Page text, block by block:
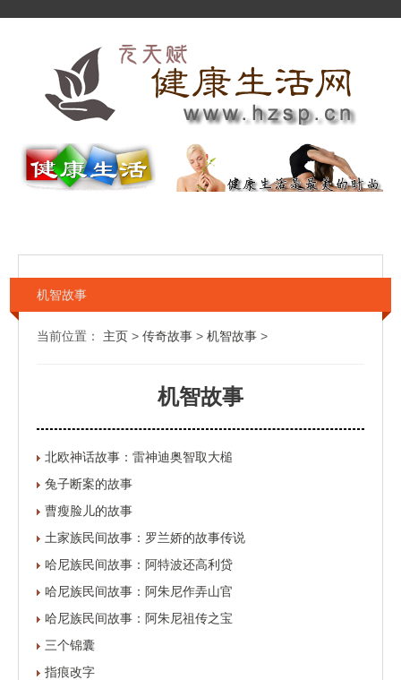
机智故事
当前位置： 主页 > 传奇故事 > 机智故事 >
机智故事
北欧神话故事：雷神迪奥智取大槌
兔子断案的故事
曹瘦脸儿的故事
土家族民间故事：罗兰娇的故事传说
哈尼族民间故事：阿特波还高利贷
哈尼族民间故事：阿朱尼作弄山官
哈尼族民间故事：阿朱尼祖传之宝
三个锦囊
指痕改字